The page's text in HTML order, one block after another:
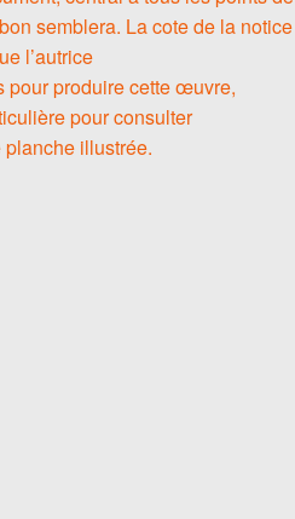
semblera. La cote de la notice
l’autrice
pour produire cette œuvre,
pour consulter
planche illustrée.